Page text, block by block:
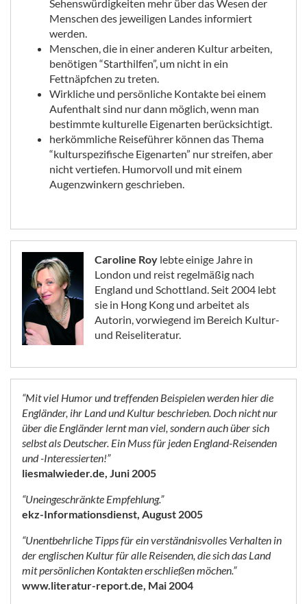
Sehenswürdigkeiten mehr über das Wesen der
Menschen des jeweiligen Landes informiert
werden.
Menschen, die in einer anderen Kultur arbeiten,
benötigen “Starthilfen”, um nicht in ein
Fettnäpfchen zu treten.
Wirkliche und persönliche Kontakte bei einem
Aufenthalt sind nur dann möglich, wenn man
bestimmte kulturelle Eigenarten berücksichtigt.
herkömmliche Reiseführer können das Thema
“kulturspezifische Eigenarten” nur streifen, aber
nicht vertiefen. Humorvoll und mit einem
Augenzwinkern geschrieben.
Caroline Roy lebte einige Jahre in
London und reist regelmäßig nach
England und Schottland. Seit 2004 lebt
sie in Hong Kong und arbeitet als
Autorin, vorwiegend im Bereich Kultur-
und Reiseliteratur.
“Mit viel Humor und treffenden Beispielen werden hier die
Engländer, ihr Land und Kultur beschrieben. Doch nicht nur
über die Engländer lernt man viel, sondern auch über sich
selbst als Deutscher. Ein Muss für jeden England-Reisenden
und -Interessierten!”
liesmalwieder.de, Juni 2005
“Uneingeschränkte Empfehlung.”
ekz-Informationsdienst, August 2005
“Unentbehrliche Tipps für ein verständnisvolles Verhalten in
der englischen Kultur für alle Reisenden, die sich das Land
mit persönlichen Kontakten erschließen möchen.”
www.literatur-report.de, Mai 2004